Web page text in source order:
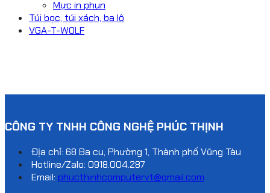
Mực in phun
Túi bọc, túi xách, ba lô
VGA-T-WOLF
CÔNG TY TNHH CÔNG NGHỆ PHÚC THỊNH
Địa chỉ: 68 Ba cu, Phường 1, Thành phố Vũng Tàu
Hotline/Zalo: 0918.004.287
Email: phucthinhcomputervt@gmail.com